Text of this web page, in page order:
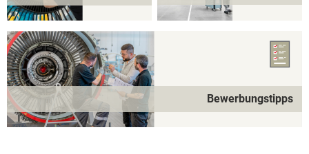
Bewerbungstipps